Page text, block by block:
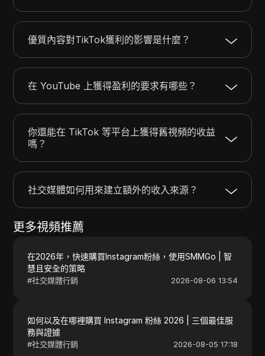
優質內容對TikTok獲利的影響是什麼？
在 YouTube 上獲得盈利的要求有哪些？
你還能在 TikTok 等平台上獲得舊視頻的收益
嗎？
社交媒體如何用來建立額外的收入來源？
更多視頻推薦
在2026年，快速購買Instagram粉絲，使用SMMGo | 智
慧且安全的策略
#社交媒體行銷 2026-08-06 13:54
如何以及在哪裡購買 Instagram 粉絲 2026 | 三個最佳服
務與證據
#社交媒體行銷 2026-08-05 17:18